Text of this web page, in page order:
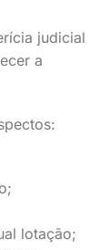
judicial
a
lotação;